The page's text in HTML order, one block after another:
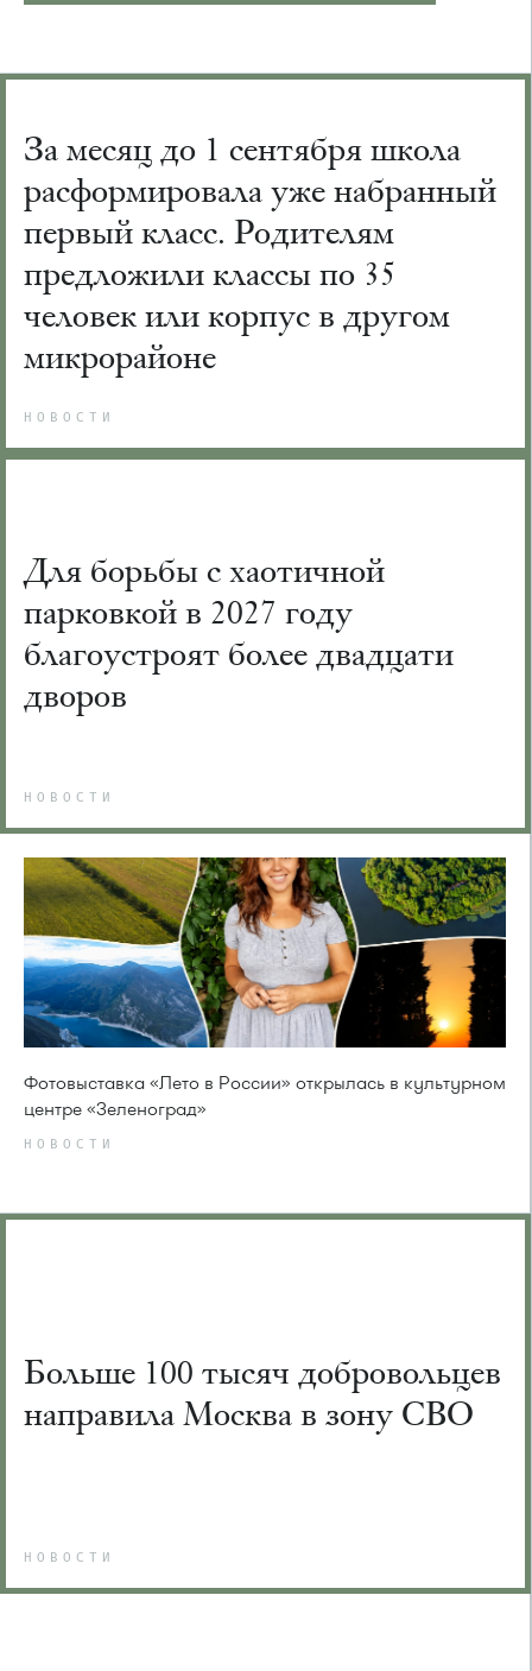
За месяц до 1 сентября школа
расформировала уже набранный
первый класс. Родителям
предложили классы по 35
человек или корпус в другом
микрорайоне
НОВОСТИ
Для борьбы с хаотичной
парковкой в 2027 году
благоустроят более двадцати
дворов
НОВОСТИ
Фотовыставка «Лето в России» открылась в культурном
центре «Зеленоград»
НОВОСТИ
Больше 100 тысяч добровольцев
направила Москва в зону СВО
НОВОСТИ